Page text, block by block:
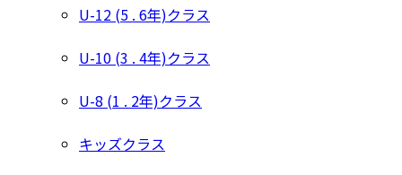
U-12 (5 . 6年)クラス
U-10 (3 . 4年)クラス
U-8 (1 . 2年)クラス
キッズクラス